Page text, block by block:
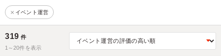
イベント運営
319 件
1～20件を表示